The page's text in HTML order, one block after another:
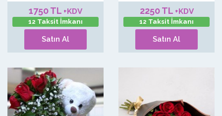
1750 TL +KDV
12 Taksit İmkanı
Satın Al
2250 TL +KDV
12 Taksit İmkanı
Satın Al